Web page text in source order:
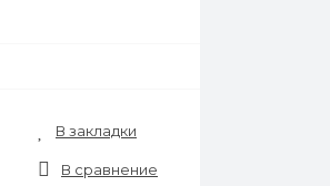
В закладки
В сравнение